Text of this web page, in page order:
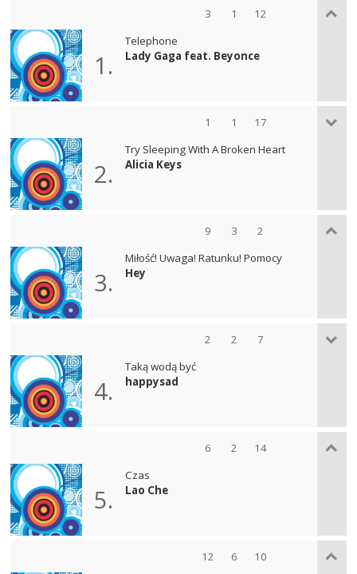
3 1 12
1.
Telephone
Lady Gaga feat. Beyonce
1 1 17
2.
Try Sleeping With A Broken Heart
Alicia Keys
9 3 2
3.
Miłość! Uwaga! Ratunku! Pomocy
Hey
2 2 7
4.
Taką wodą być
happysad
6 2 14
5.
Czas
Lao Che
12 6 10